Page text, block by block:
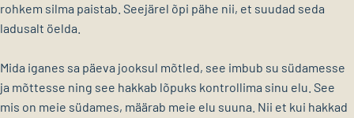
rohkem silma paistab. Seejärel õpi pähe nii, et suudad seda
ladusalt öelda.
Mida iganes sa päeva jooksul mõtled, see imbub su südamesse
ja mõttesse ning see hakkab lõpuks kontrollima sinu elu. See
mis on meie südames, määrab meie elu suuna. Nii et kui hakkad